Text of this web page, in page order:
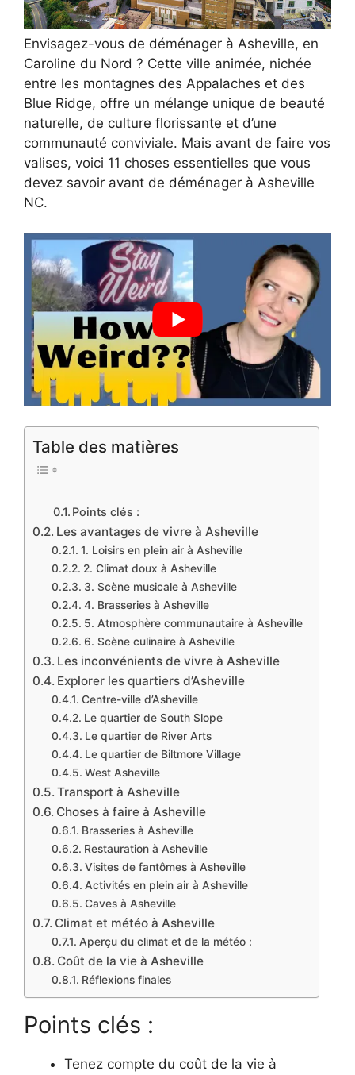
Envisagez-vous de déménager à Asheville, en
Caroline du Nord ? Cette ville animée, nichée
entre les montagnes des Appalaches et des
Blue Ridge, offre un mélange unique de beauté
naturelle, de culture florissante et d’une
communauté conviviale. Mais avant de faire vos
valises, voici 11 choses essentielles que vous
devez savoir avant de déménager à Asheville
NC.
Table des matières
Points clés :
Les avantages de vivre à Asheville
1. Loisirs en plein air à Asheville
2. Climat doux à Asheville
3. Scène musicale à Asheville
4. Brasseries à Asheville
5. Atmosphère communautaire à Asheville
6. Scène culinaire à Asheville
Les inconvénients de vivre à Asheville
Explorer les quartiers d’Asheville
Centre-ville d’Asheville
Le quartier de South Slope
Le quartier de River Arts
Le quartier de Biltmore Village
West Asheville
Transport à Asheville
Choses à faire à Asheville
Brasseries à Asheville
Restauration à Asheville
Visites de fantômes à Asheville
Activités en plein air à Asheville
Caves à Asheville
Climat et météo à Asheville
Aperçu du climat et de la météo :
Coût de la vie à Asheville
Réflexions finales
Points clés :
Tenez compte du coût de la vie à